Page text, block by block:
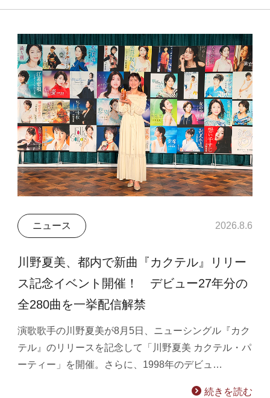
ニュース 2026.8.6
川野夏美、都内で新曲『カクテル』リリー
ス記念イベント開催！ デビュー27年分の
全280曲を一挙配信解禁
演歌歌手の川野夏美が8月5日、ニューシングル『カク
テル』のリリースを記念して「川野夏美 カクテル・パ
ーティー」を開催。さらに、1998年のデビュ…
続きを読む